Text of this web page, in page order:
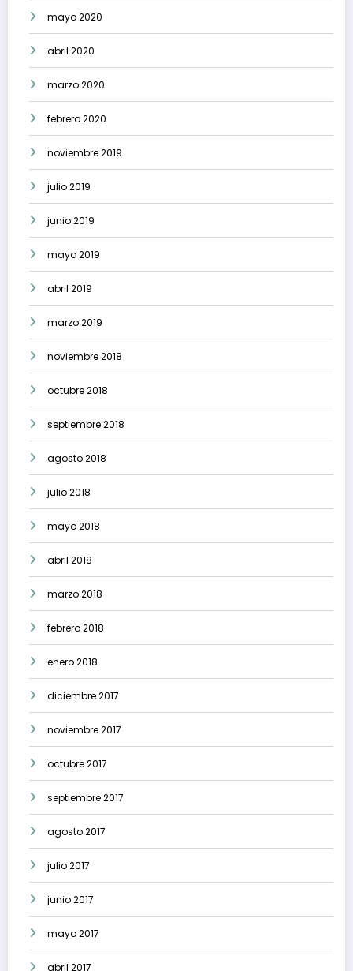
mayo 2020
abril 2020
marzo 2020
febrero 2020
noviembre 2019
julio 2019
junio 2019
mayo 2019
abril 2019
marzo 2019
noviembre 2018
octubre 2018
septiembre 2018
agosto 2018
julio 2018
mayo 2018
abril 2018
marzo 2018
febrero 2018
enero 2018
diciembre 2017
noviembre 2017
octubre 2017
septiembre 2017
agosto 2017
julio 2017
junio 2017
mayo 2017
abril 2017